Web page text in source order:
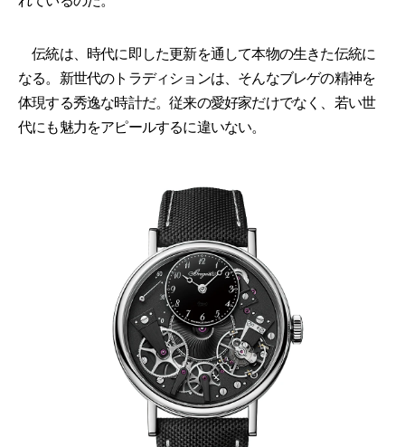
伝統は、時代に即した更新を通して本物の生きた伝統に
なる。新世代のトラディションは、そんなブレゲの精神を
体現する秀逸な時計だ。従来の愛好家だけでなく、若い世
代にも魅力をアピールするに違いない。